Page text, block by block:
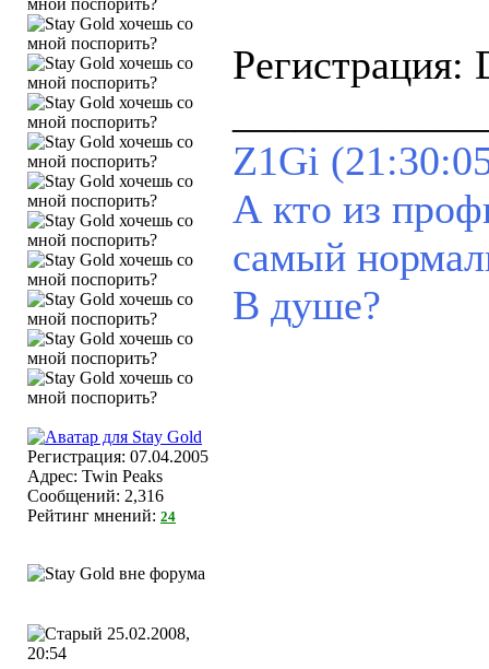
Регистрация: 07.04.2005
Адрес: Twin Peaks
Сообщений: 2,316
Рейтинг мнений: 24
Регистрация:
Z1Gi
А кто из
самый
В душе?
25.02.2008,
20:54